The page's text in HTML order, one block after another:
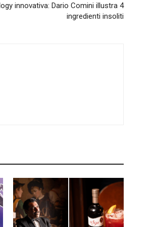
innovativa: Dario Comini illustra 4
ingredienti insoliti